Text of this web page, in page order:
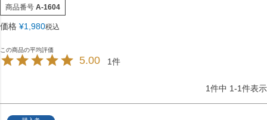
商品番号 A-1604
価格 ¥1,980税込
5.00 1
1件中 1-1件表示